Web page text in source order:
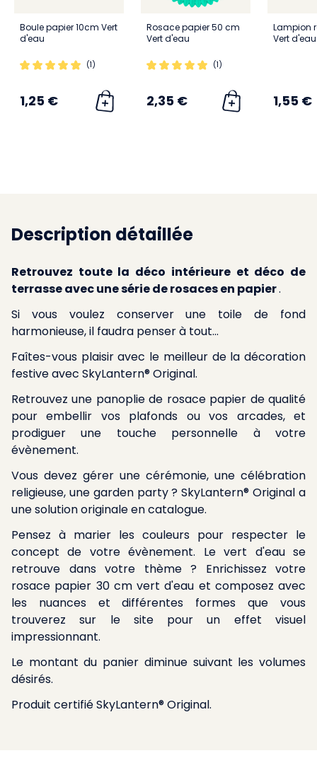
Boule papier 10cm Vert
d'eau
(1)
1,25 €
Rosace papier 50 cm
Vert d'eau
(1)
2,35 €
Lampion
Vert d'eau
1,55 €
Description détaillée
Retrouvez toute la déco intérieure et déco de
terrasse avec une série de rosaces en papier.
Si vous voulez conserver une toile de fond
harmonieuse, il faudra penser à tout...
Faîtes-vous plaisir avec le meilleur de la décoration
festive avec SkyLantern® Original.
Retrouvez une panoplie de rosace papier de qualité
pour embellir vos plafonds ou vos arcades, et
prodiguer une touche personnelle à votre
évènement.
Vous devez gérer une cérémonie, une célébration
religieuse, une garden party ? SkyLantern® Original a
une solution originale en catalogue.
Pensez à marier les couleurs pour respecter le
concept de votre évènement. Le vert d'eau se
retrouve dans votre thème ? Enrichissez votre
rosace papier 30 cm vert d'eau et composez avec
les nuances et différentes formes que vous
trouverez sur le site pour un effet visuel
impressionnant.
Le montant du panier diminue suivant les volumes
désirés.
Produit certifié SkyLantern® Original.